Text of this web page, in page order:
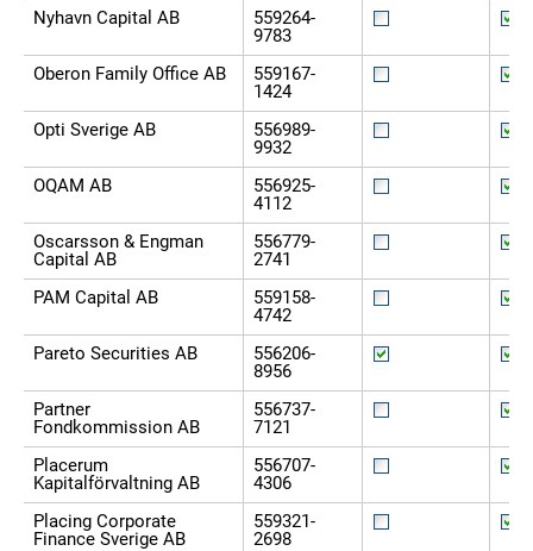
Nyhavn Capital AB
559264-
9783
Oberon Family Office AB
559167-
1424
Opti Sverige AB
556989-
9932
OQAM AB
556925-
4112
Oscarsson & Engman
Capital AB
556779-
2741
PAM Capital AB
559158-
4742
Pareto Securities AB
556206-
8956
Partner
Fondkommission AB
556737-
7121
Placerum
Kapitalförvaltning AB
556707-
4306
Placing Corporate
Finance Sverige AB
559321-
2698